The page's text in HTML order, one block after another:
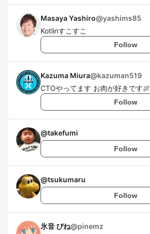
Masaya Yashiro@yashims85
Kotlinすこすこ
Follow
Kazuma Miura@kazuman519
CTOやってます お肉が好きです🍖
Follow
@takefumi
Follow
@tsukumaru
Follow
氷音 ぴね@pinemz